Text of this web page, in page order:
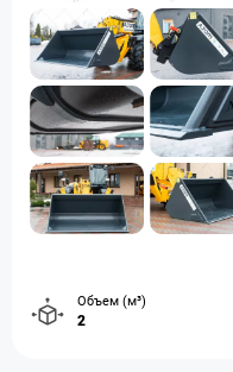
Объем (м³)
2